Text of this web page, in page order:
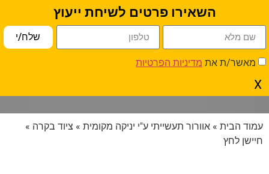
השאירו פרטים לשיחת ייעוץ
מאשר/ת את מדיניות הפרטיות
שלח/י
X
עמוד הבית » אוורור תעשייתי ע"י יניקה מקומית » ציוד בקרה »
חיישן לחץ
פתח סרגל נגישות